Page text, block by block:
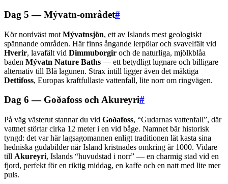
Dag 5 — Mývatn-området#
Kör nordväst mot Mývatnsjön, ett av Islands mest geologiskt
spännande områden. Här finns ångande lerpölar och svavelfält vid
Hverir, lavafält vid Dimmuborgir och de naturliga, mjölkblåa
baden Mývatn Nature Baths — ett betydligt lugnare och billigare
alternativ till Blå lagunen. Strax intill ligger även det mäktiga
Dettifoss, Europas kraftfullaste vattenfall, lite norr om ringvägen.
Dag 6 — Goðafoss och Akureyri#
På väg västerut stannar du vid Goðafoss, “Gudarnas vattenfall”, där
vattnet störtar cirka 12 meter i en vid båge. Namnet bär historisk
tyngd: det var här lagsagomannen enligt traditionen lät kasta sina
hedniska gudabilder när Island kristnades omkring år 1000. Vidare
till Akureyri, Islands “huvudstad i norr” — en charmig stad vid en
fjord, perfekt för en riktig middag, en kaffe och en natt med lite mer
puls.